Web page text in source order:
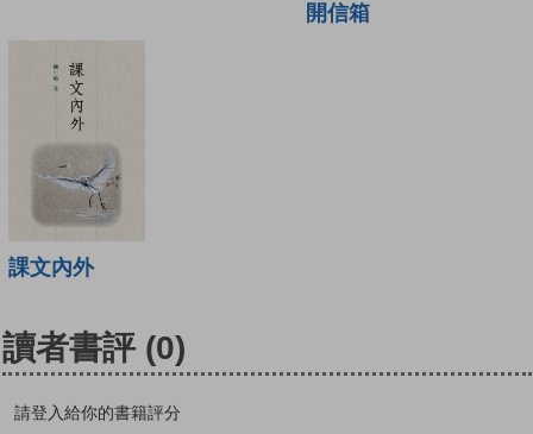
開信箱
課文內外
讀者書評 (0)
請登入給你的書籍評分